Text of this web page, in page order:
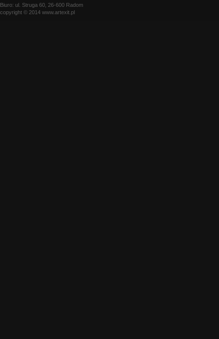
Biuro: ul. Struga 60, 26-600 Radom
copyright © 2014 www.artexit.pl